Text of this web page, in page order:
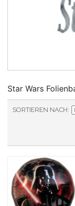
Star Wars
SORTIEREN NACH